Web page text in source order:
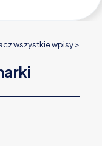
wszystkie wpisy >